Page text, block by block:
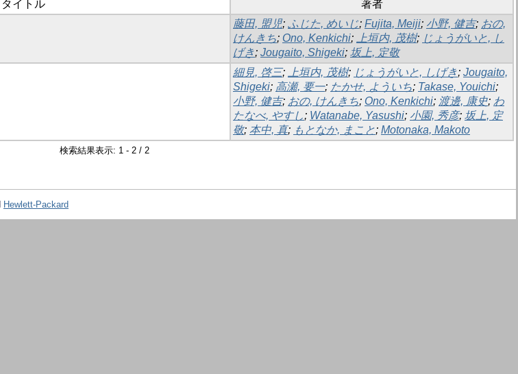
タイトル 著者
藤田, 盟児; ふじた, めいじ; Fujita, Meiji; 小野, 健吉; おの,
けんきち; Ono, Kenkichi; 上垣内, 茂樹; じょうがいと, し
げき; Jougaito, Shigeki; 坂上, 定敬
細見, 啓三; 上垣内, 茂樹; じょうがいと, しげき; Jougaito,
Shigeki; 高瀬, 要一; たかせ, よういち; Takase, Youichi;
小野, 健吉; おの, けんきち; Ono, Kenkichi; 渡邊, 康史; わ
たなべ, やすし; Watanabe, Yasushi; 小園, 秀彦; 坂上, 定
敬; 本中, 真; もとなか, まこと; Motonaka, Makoto
検索結果表示: 1 - 2 / 2
Hewlett-Packard